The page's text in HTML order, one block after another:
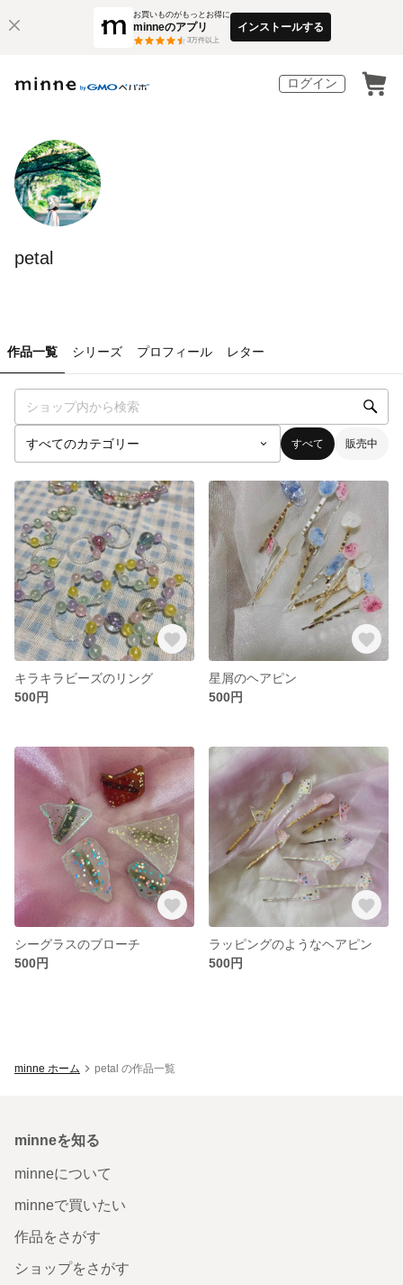
お買いものがもっとお得に
minneのアプリ
3万件以上
インストールする
ログイン
petal
作品一覧 シリーズ プロフィール レター
すべて 販売中
キラキラビーズのリング
500円
星屑のヘアピン
500円
シーグラスのブローチ
500円
ラッピングのようなヘアピン
500円
minne ホーム petal の作品一覧
minneを知る
minneについて
minneで買いたい
作品をさがす
ショップをさがす